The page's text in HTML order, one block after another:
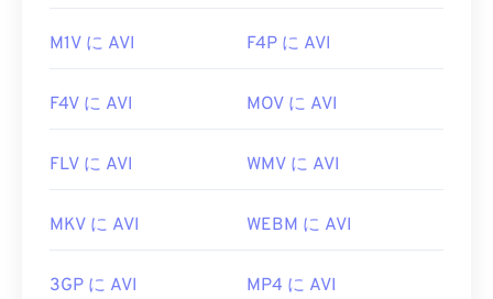
M1V に AVI F4P に AVI
F4V に AVI MOV に AVI
FLV に AVI WMV に AVI
MKV に AVI WEBM に AVI
3GP に AVI MP4 に AVI